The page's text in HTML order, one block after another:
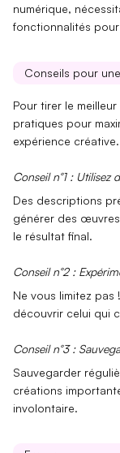
numérique,
fonctionnalités
Conseils pour
Pour tirer le
pratiques pour
expérience créative.
Conseil n°1 : Utilisez
Des descriptions
générer des
le résultat final.
Conseil n°2 :
Ne vous limitez pas
découvrir celui qui
Conseil n°3 :
Sauvegarder
créations
involontaire.